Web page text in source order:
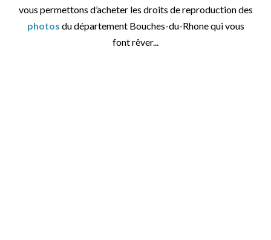
vous permettons d’acheter les droits de reproduction des
photos du département Bouches-du-Rhone qui vous
font rêver...